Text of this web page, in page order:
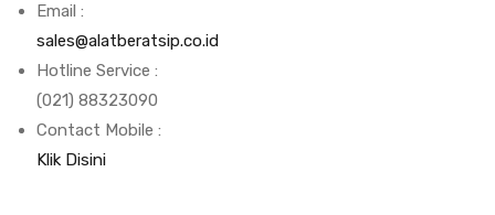
Email :
sales@alatberatsip.co.id
Hotline Service :
(021) 88323090
Contact Mobile :
Klik Disini